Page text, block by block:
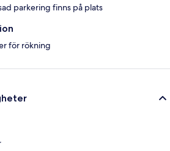
parkering finns på plats
för rökning